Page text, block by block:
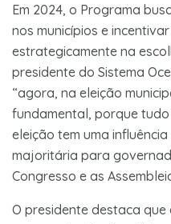
Em 2024, o Programa
nos municípios e
estrategicamente na
presidente do Sistema
“agora, na eleição
fundamental, porque tudo
eleição tem uma
majoritária para
Congresso e as
O presidente destaca